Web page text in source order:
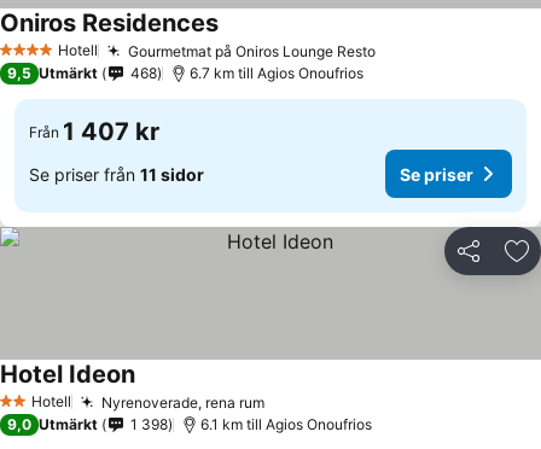
4 StjärnorHotell Gourmetmat på Oniros Lounge Resto
Oniros Residences
9,5 Utmärkt 468 6.7 km till Agios Onoufrios
Från 1 407 kr
Se priser från 11 sidor Se priser
Dela
2 Stjärnor
Hotell Nyrenoverade, rena rum
Hotel Ideon
9,0 Utmärkt 1 398 6.1 km till Agios Onoufrios